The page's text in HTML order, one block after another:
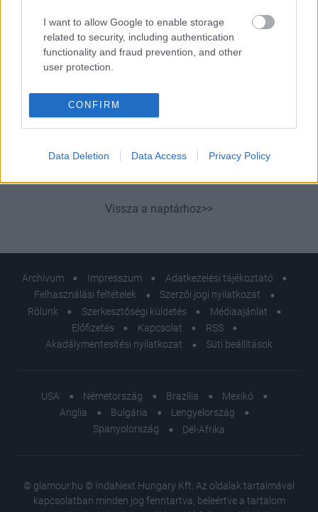
I want to allow Google to enable storage
related to security, including authentication
functionality and fraud prevention, and other
user protection.
CONFIRM
Data Deletion Data Access Privacy Policy
vegyél figyelembe
Vissza a naptárhoz>>
Archívum Impresszum
Adatkezelési tájékoztató
Felhasználási feltételek
Szerzői jogi nyilatkozat
Rólunk
Szerkesztőségi küldetés
Médiaajánlat
Előfizetés
Kapcsolat
RSS
Akadálymentesítési nyilatkozat
Süti beállítások
USA Németország Brazília
Mexikó
Anglia
Bulgária
Lengyelország
Spanyolország
Dél-Afrika
© glamour.hu © IndaNext Hungary Kft. Az oldalak tartalmával
kapcsolatban minden jog fenntartva, beleértve a tartalom